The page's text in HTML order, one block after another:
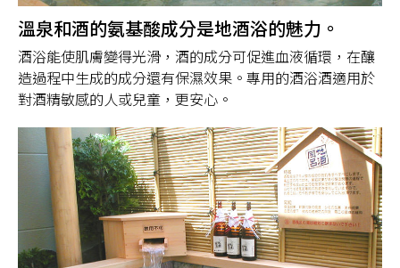
溫泉和酒的氨基酸成分是地酒浴的魅力。
酒浴能使肌膚變得光滑，酒的成分可促進血液循環，在釀
造過程中生成的成分還有保濕效果。專用的酒浴酒適用於
對酒精敏感的人或兒童，更安心。